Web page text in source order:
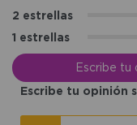
2 estrellas
1 estrellas
Escribe tu
Escribe tu opinión